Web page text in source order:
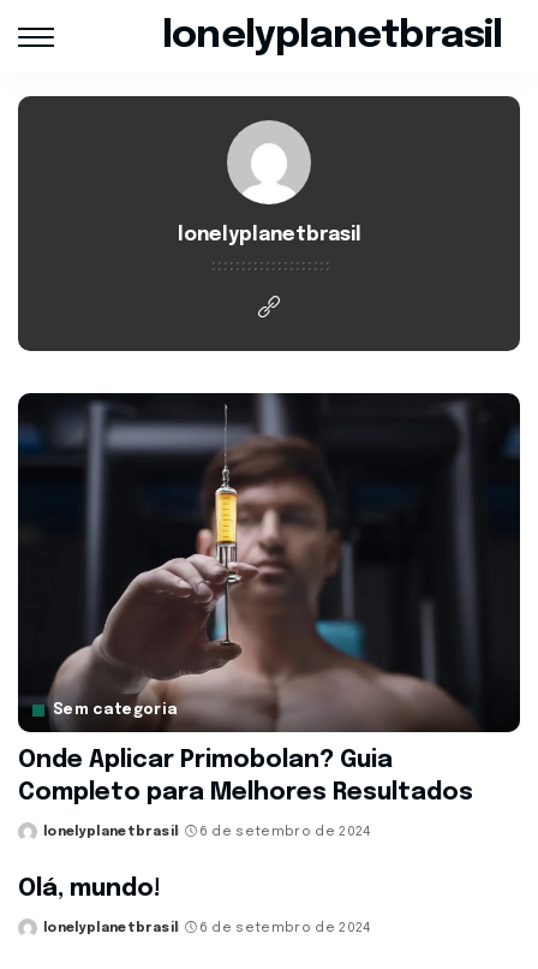
lonelyplanetbrasil
lonelyplanetbrasil
Sem categoria
Onde Aplicar Primobolan? Guia
Completo para Melhores Resultados
Posted
lonelyplanetbrasil 6 de setembro de 2024
Olá, mundo!
Posted
lonelyplanetbrasil 6 de setembro de 2024